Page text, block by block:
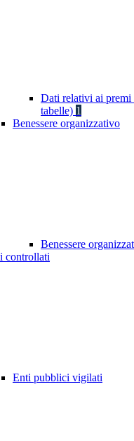
Dati relativi ai premi
tabelle) 1
Benessere organizzativo
Benessere
controllati
Enti pubblici vigilati